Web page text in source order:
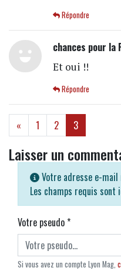
Répondre
chances pour la
Et oui !!
Répondre
« 1 2 3(current)
Laisser un
Votre adresse e-mail
Les champs requis
Votre pseudo*
Si vous avez un compte Lyon Mag,